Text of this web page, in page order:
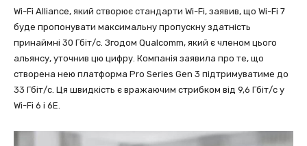
Wi-Fi Alliance, який створює стандарти Wi-Fi, заявив, що Wi-Fi 7
буде пропонувати максимальну пропускну здатність
принаймні 30 Гбіт/с. Згодом Qualcomm, який є членом цього
альянсу, уточнив цю цифру. Компанія заявила про те, що
створена нею платформа Pro Series Gen 3 підтримуватиме до
33 Гбіт/с. Ця швидкість є вражаючим стрибком від 9,6 Гбіт/с у
Wi-Fi 6 і 6E.